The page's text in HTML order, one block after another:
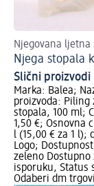
Njegovana ljetna
Njega stopala
Slični proizvodi
Marka: Balea;
proizvoda: Piling
stopala, 100 ml;
1,50 €; Osnovna
l (15,00 € za 1 l);
Logo;
zeleno Dostupno
isporuku, Status
Odaberi dm